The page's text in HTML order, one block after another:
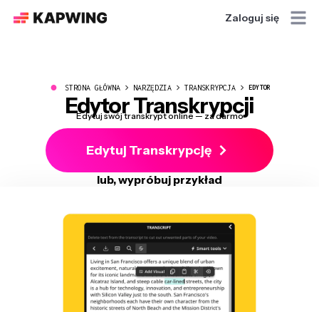
Zaloguj się
● STRONA GŁÓWNA NARZĘDZIA TRANSKRYPCJA EDYTOR
Edytor Transkrypcji
Edytuj swój transkrypt online — za darmo
Edytuj Transkrypcję
lub, wypróbuj przykład